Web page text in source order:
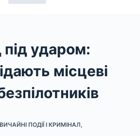
ударом:
місцеві
ПОДІЇ І КРИМІНАЛ,